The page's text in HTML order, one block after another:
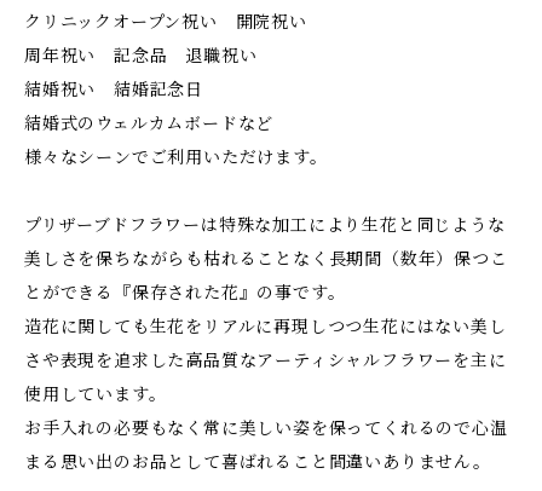
クリニックオープン祝い 開院祝い
周年祝い 記念品 退職祝い
結婚祝い 結婚記念日
結婚式のウェルカムボードなど
様々なシーンでご利用いただけます。
プリザーブドフラワーは特殊な加工により生花と同じような
美しさを保ちながらも枯れることなく長期間（数年）保つこ
とができる『保存された花』の事です。
造花に関しても生花をリアルに再現しつつ生花にはない美し
さや表現を追求した高品質なアーティシャルフラワーを主に
使用しています。
お手入れの必要もなく常に美しい姿を保ってくれるので心温
まる思い出のお品として喜ばれること間違いありません。